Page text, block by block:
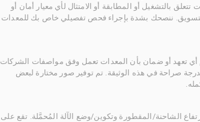
بالتشغيل أو المطابقة أو الامتثال لأي معيار أمان أو
التسويق. ننصحك بشدة بإجراء فحص تفصيلي خاص بك للمعدات
تعهد أو ضمان بأن المعدات تعمل وفق مواصفات الشركات
صراحة في هذه الوثيقة. تم توفير صور مختارة لبعض
الشاحنة/المقطورة وتكوين/وضع الآلة المُحمَّلة. تقع على